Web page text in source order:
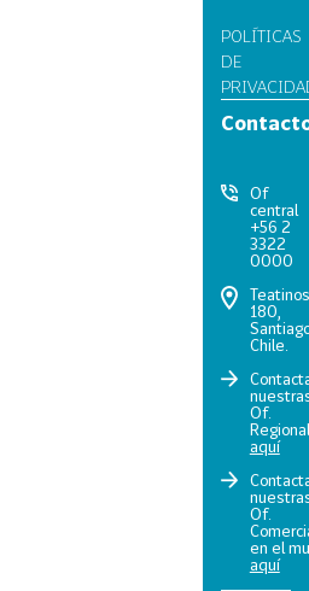
POLÍTICAS
DE
Of
central
+56 2
3322
0000
Teatinos
180,
Chile.
Of.
aquí
Of.
en el
aquí